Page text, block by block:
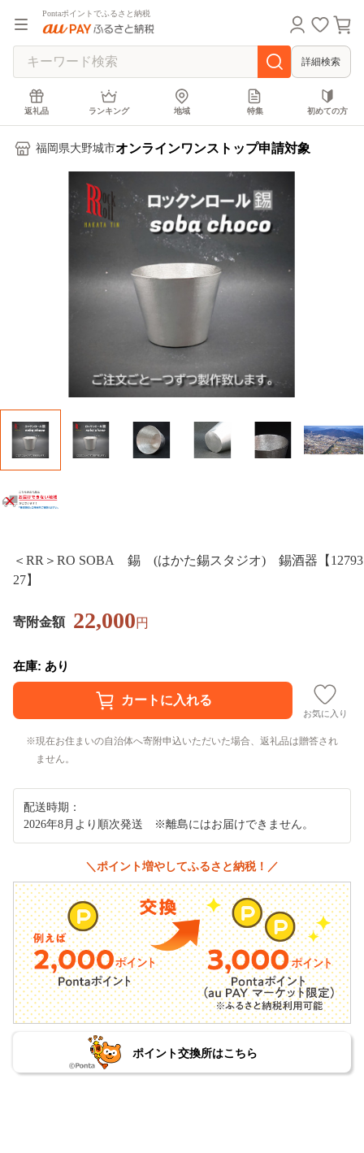
Pontaポイントでふるさと納税
詳細検索
返礼品 ランキング 地域 特集 初めての方
福岡県大野城市オンラインワンストップ申請対象
＜RR＞RO SOBA 錫 (はかた錫スタジオ) 錫酒器【12793
27】
寄附金額 22,000円
在庫: あり
お気に入り
現在お住まいの自治体へ寄附申込いただいた場合、返礼品は贈答され
ません。
配送時期：
2026年8月より順次発送 ※離島にはお届けできません。
＼ポイント増やしてふるさと納税！／
ポイント交換所はこちら